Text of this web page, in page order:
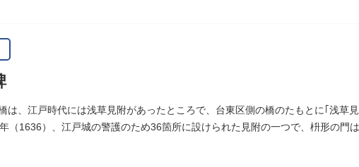
は、江戸時代には浅草見附があったところで、台東区側の橋のたもとに｢浅草
（1636）、江戸城の警護のため36箇所に設けられた見附の一つで、枡形の門